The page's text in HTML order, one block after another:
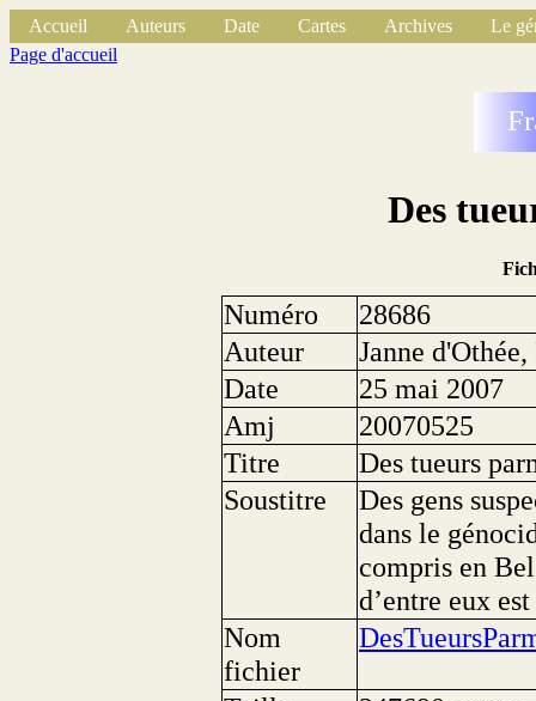
Accueil Auteurs Date Cartes Archives
Le
Page d'accueil
Des
Numéro
28686
Auteur
Janne
Date
25 mai 2007
Amj
20070525
Titre
Des tueurs
Soustitre
Des gens
dans le
compris en
d’entre eux
Nom
fichier